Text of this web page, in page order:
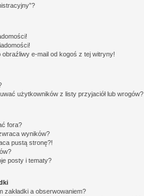
obraźliwy e-mail od kogoś z tej witryny!
użytkowników z listy przyjaciół lub wrogów?
fora?
wyników?
pustą stronę?!
posty i tematy?
zakładki a obserwowaniem?